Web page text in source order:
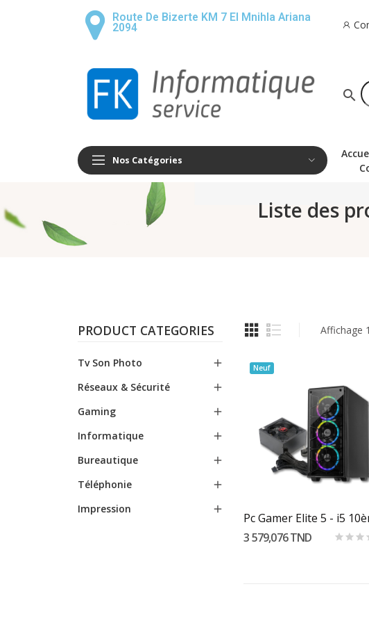
Route De Bizerte KM 7 El Mnihla Ariana
2094
search
Nos Catégories
Liste des
PRODUCT CATEGORIES
Tv Son Photo 
Réseaux & Sécurité 
Gaming 
Informatique 
Bureautique 
Téléphonie 
Impression 
Affichage
Neuf
Ajouter Au Panier
3 579,076 TND